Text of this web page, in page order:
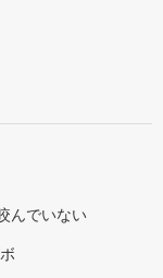
んでいない